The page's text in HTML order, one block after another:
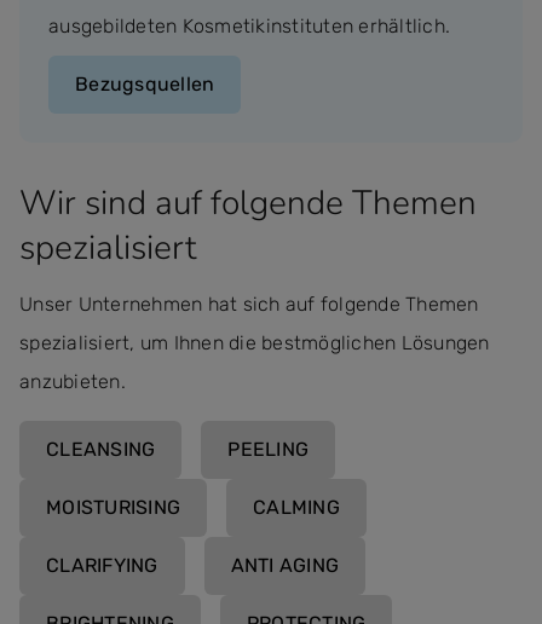
ausgebildeten Kosmetikinstituten erhältlich.
Bezugsquellen
Wir sind auf folgende Themen
spezialisiert
Unser Unternehmen hat sich auf folgende Themen
spezialisiert, um Ihnen die bestmöglichen Lösungen
anzubieten.
CLEANSING PEELING
MOISTURISING CALMING
CLARIFYING ANTI AGING